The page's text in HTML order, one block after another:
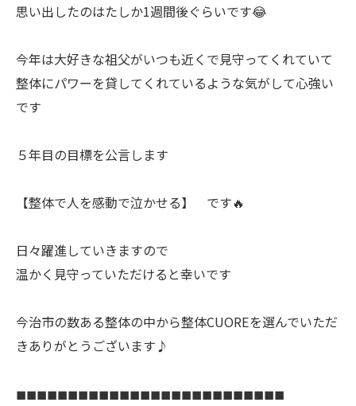
思い出したのはたしか1週間後ぐらいです😂
今年は大好きな祖父がいつも近くで見守ってくれていて
整体にパワーを貸してくれているような気がして心強い
です
５年目の目標を公言します
【整体で人を感動で泣かせる】 です🔥
日々躍進していきますので
温かく見守っていただけると幸いです
今治市の数ある整体の中から整体CUOREを選んでいただ
きありがとうございます♪
◼︎◼︎◼︎◼︎◼︎◼︎◼︎◼︎◼︎◼︎◼︎◼︎◼︎◼︎◼︎◼︎◼︎◼︎◼︎◼︎◼︎◼︎◼︎◼︎◼︎◼︎